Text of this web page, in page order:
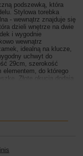
podszewką, która
Stylowa torebka
- wewnątrz znajduje się
dzieli wnętrze na dwie
i wygodnie
wewnątrz
idealną na klucze,
uchwyt do
29cm, szerokość
elementem, do którego
Złote okucia dodają